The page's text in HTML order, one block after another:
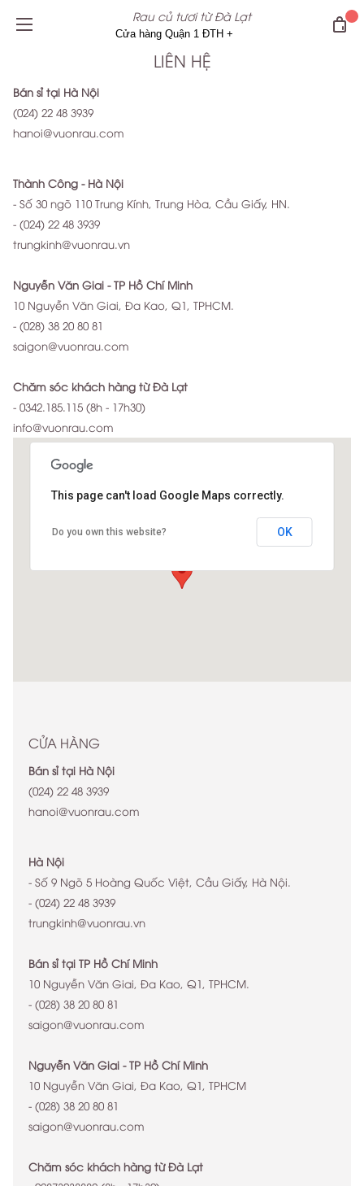
Rau củ tươi từ Đà Lạt
LIÊN HỆ
Bán sỉ tại Hà Nội
(024) 22 48 3939
hanoi@vuonrau.com
Thành Công - Hà Nội
- Số 30 ngõ 110 Trung Kính, Trung Hòa, Cầu Giấy, HN.
- (024) 22 48 3939
trungkinh@vuonrau.vn
Nguyễn Văn Giai - TP Hồ Chí Minh
10 Nguyễn Văn Giai, Đa Kao, Q1, TPHCM.
- (028) 38 20 80 81
saigon@vuonrau.com
Chăm sóc khách hàng từ Đà Lạt
- 0342.185.115 (8h - 17h30)
info@vuonrau.com
Kho vuonrau.com Q1
14B Đinh Tiên Hoàng P Đa Kao Q1 TPHCM
This page can't load Google Maps correctly.
Do you own this website? OK
CỬA HÀNG
Bán sỉ tại Hà Nội
(024) 22 48 3939
hanoi@vuonrau.com
Hà Nội
- Số 9 Ngõ 5 Hoàng Quốc Việt, Cầu Giấy, Hà Nội.
- (024) 22 48 3939
trungkinh@vuonrau.vn
Bán sỉ tại TP Hồ Chí Minh
10 Nguyễn Văn Giai, Đa Kao, Q1, TPHCM.
- (028) 38 20 80 81
saigon@vuonrau.com
Nguyễn Văn Giai - TP Hồ Chí Minh
10 Nguyễn Văn Giai, Đa Kao, Q1, TPHCM
- (028) 38 20 80 81
saigon@vuonrau.com
Chăm sóc khách hàng từ Đà Lạt